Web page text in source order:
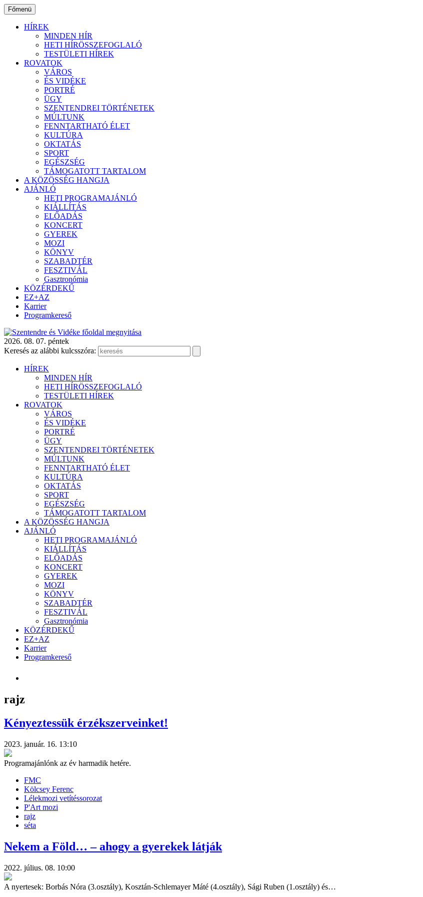
Ugrás
a
tartalomhoz
Főmenü
HÍREK
MINDEN HÍR
HETI HÍRÖSSZEFOGLALÓ
TESTÜLETI HÍREK
ROVATOK
VÁROS
ÉS VIDÉKE
PORTRÉ
ÜGY
SZENTENDREI TÖRTÉNETEK
MÚLTUNK
FENNTARTHATÓ ÉLET
KULTÚRA
OKTATÁS
SPORT
EGÉSZSÉG
TÁMOGATOTT TARTALOM
A KÖZÖSSÉG HANGJA
AJÁNLÓ
HETI PROGRAMAJÁNLÓ
KIÁLLÍTÁS
ELŐADÁS
KONCERT
GYEREK
MOZI
KÖNYV
SZABADTÉR
FESZTIVÁL
Gasztronómia
KÖZÉRDEKŰ
EZ+AZ
Karrier
Programkereső
2026. 08. 07. péntek
Keresés az alábbi kulcsszóra:
HÍREK
MINDEN HÍR
HETI HÍRÖSSZEFOGLALÓ
TESTÜLETI HÍREK
ROVATOK
VÁROS
ÉS VIDÉKE
PORTRÉ
ÜGY
SZENTENDREI TÖRTÉNETEK
MÚLTUNK
FENNTARTHATÓ ÉLET
KULTÚRA
OKTATÁS
SPORT
EGÉSZSÉG
TÁMOGATOTT TARTALOM
A KÖZÖSSÉG HANGJA
AJÁNLÓ
HETI PROGRAMAJÁNLÓ
KIÁLLÍTÁS
ELŐADÁS
KONCERT
GYEREK
MOZI
KÖNYV
SZABADTÉR
FESZTIVÁL
Gasztronómia
KÖZÉRDEKŰ
EZ+AZ
Karrier
Programkereső
rajz
Kényeztessük érzékszerveinket!
2023. január. 16. 13:10
Programajánlónk az év harmadik hetére.
FMC
Kölcsey Ferenc
Lélekmozi vetítéssorozat
P'Art mozi
rajz
séta
Nekem a Föld… – ahogy a gyerekek látják
2022. július. 08. 10:00
A nyertesek: Borbás Nóra (3.osztály), Kosztán-Schlemayer Máté (4.osztály), Sági Ruben (1.osztály) és…